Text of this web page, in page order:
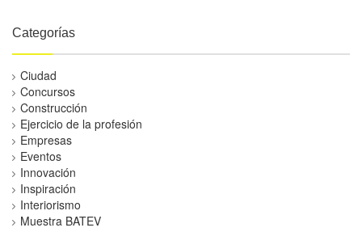
Categorías
Ciudad
Concursos
Construcción
Ejercicio de la profesión
Empresas
Eventos
Innovación
Inspiración
Interiorismo
Muestra BATEV